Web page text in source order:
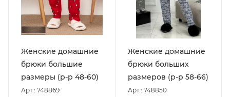
Женские домашние
брюки большие
размеры (р-р 48-60)
Арт.: 748869
Женские домашние
брюки больших
размеров (р-р 58-66)
Арт.: 748850